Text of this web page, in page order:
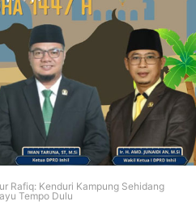
Rafiq: Kenduri Kampung Sehidang
Tempo Dulu